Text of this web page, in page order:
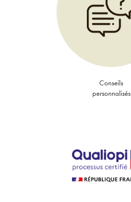
Conseils
personnalisés